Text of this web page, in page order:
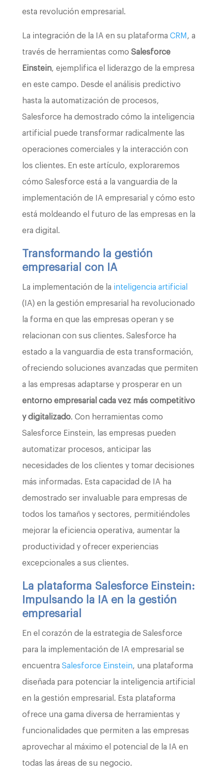
esta revolución empresarial.
La integración de la IA en su plataforma CRM , a
través de herramientas como Salesforce
Einstein, ejemplifica el liderazgo de la empresa
en este campo. Desde el análisis predictivo
hasta la automatización de procesos,
Salesforce ha demostrado cómo la inteligencia
artificial puede transformar radicalmente las
operaciones comerciales y la interacción con
los clientes. En este artículo, exploraremos
cómo Salesforce está a la vanguardia de la
implementación de IA empresarial y cómo esto
está moldeando el futuro de las empresas en la
era digital.
Transformando la gestión
empresarial con IA
La implementación de la inteligencia artificial
(IA) en la gestión empresarial ha revolucionado
la forma en que las empresas operan y se
relacionan con sus clientes. Salesforce ha
estado a la vanguardia de esta transformación,
ofreciendo soluciones avanzadas que permiten
a las empresas adaptarse y prosperar en un
entorno empresarial cada vez más competitivo
y digitalizado. Con herramientas como
Salesforce Einstein, las empresas pueden
automatizar procesos, anticipar las
necesidades de los clientes y tomar decisiones
más informadas. Esta capacidad de IA ha
demostrado ser invaluable para empresas de
todos los tamaños y sectores, permitiéndoles
mejorar la eficiencia operativa, aumentar la
productividad y ofrecer experiencias
excepcionales a sus clientes.
La plataforma Salesforce Einstein:
Impulsando la IA en la gestión
empresarial
En el corazón de la estrategia de Salesforce
para la implementación de IA empresarial se
encuentra Salesforce Einstein, una plataforma
diseñada para potenciar la inteligencia artificial
en la gestión empresarial. Esta plataforma
ofrece una gama diversa de herramientas y
funcionalidades que permiten a las empresas
aprovechar al máximo el potencial de la IA en
todas las áreas de su negocio.